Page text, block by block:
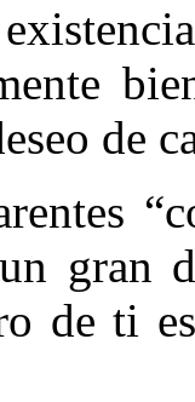
de
gran
de ti